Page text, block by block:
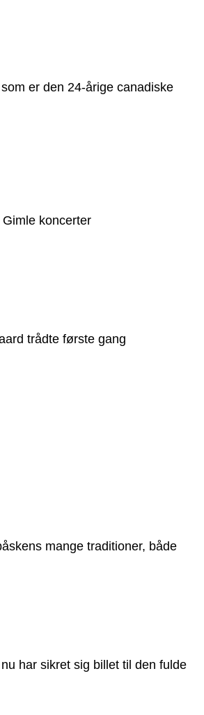
er den 24-årige canadiske
koncerter
trådte første gang
mange traditioner, både
har sikret sig billet til den fulde